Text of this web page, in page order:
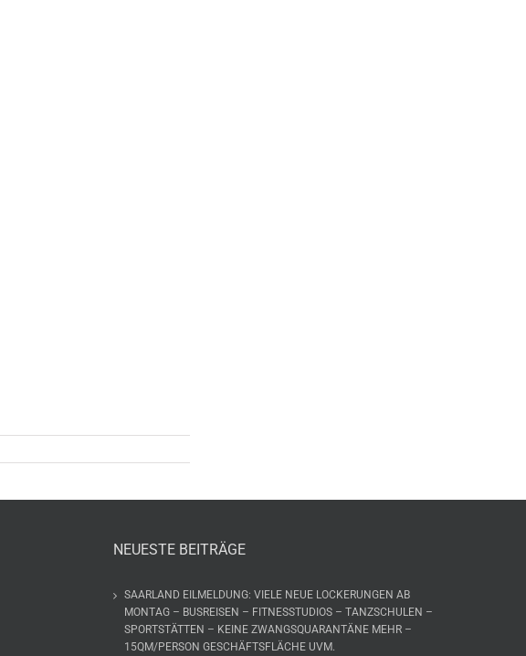
NEUESTE BEITRÄGE
SAARLAND EILMELDUNG: VIELE NEUE LOCKERUNGEN AB
MONTAG – BUSREISEN – FITNESSTUDIOS – TANZSCHULEN –
SPORTSTÄTTEN – KEINE ZWANGSQUARANTÄNE MEHR –
15QM/PERSON GESCHÄFTSFLÄCHE UVM.